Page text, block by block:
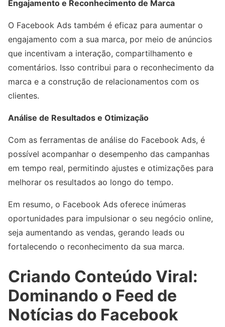
Engajamento e Reconhecimento de Marca
O Facebook Ads também é eficaz para aumentar o
engajamento com a sua marca, por meio de anúncios
que incentivam a interação, compartilhamento e
comentários. Isso contribui para o reconhecimento da
marca e a construção de relacionamentos com os
clientes.
Análise de Resultados e Otimização
Com as ferramentas de análise do Facebook Ads, é
possível acompanhar o desempenho das campanhas
em tempo real, permitindo ajustes e otimizações para
melhorar os resultados ao longo do tempo.
Em resumo, o Facebook Ads oferece inúmeras
oportunidades para impulsionar o seu negócio online,
seja aumentando as vendas, gerando leads ou
fortalecendo o reconhecimento da sua marca.
Criando Conteúdo Viral:
Dominando o Feed de
Notícias do Facebook